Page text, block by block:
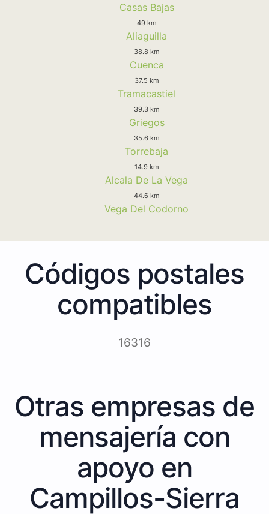
Casas Bajas
49 km
Aliaguilla
38.8 km
Cuenca
37.5 km
Tramacastiel
39.3 km
Griegos
35.6 km
Torrebaja
14.9 km
Alcala De La Vega
44.6 km
Vega Del Codorno
Códigos postales
compatibles
16316
Otras empresas de
mensajería con
apoyo en
Campillos-Sierra